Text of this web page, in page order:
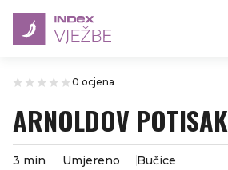
0 ocjena
​ARNOLDOV POTISAK
3 min Umjereno Bučice